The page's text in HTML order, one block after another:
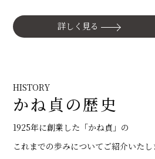
詳しく見る
HISTORY
かね貞の歴史
1925年に創業した「かね貞」の
これまでの歩みについてご紹介いたし